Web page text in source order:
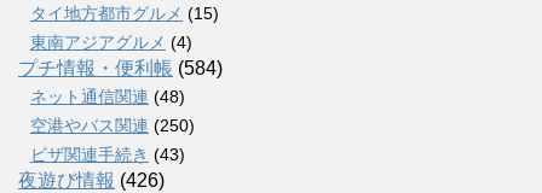
タイ地方都市グルメ (15)
東南アジアグルメ (4)
プチ情報・便利帳 (584)
ネット通信関連 (48)
空港やバス関連 (250)
ビザ関連手続き (43)
夜遊び情報 (426)